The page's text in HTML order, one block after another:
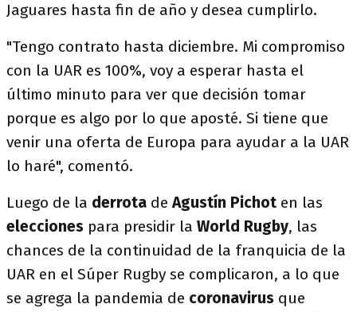
Jaguares hasta fin de año y desea cumplirlo.
"Tengo contrato hasta diciembre. Mi compromiso
con la UAR es 100%, voy a esperar hasta el
último minuto para ver que decisión tomar
porque es algo por lo que aposté. Si tiene que
venir una oferta de Europa para ayudar a la UAR
lo haré", comentó.
Luego de la derrota deAgustín Pichot en las
elecciones para presidir la World Rugby, las
chances de la continuidad de la franquicia de la
UAR en el Súper Rugby se complicaron, a lo que
se agrega la pandemia de coronavirus que